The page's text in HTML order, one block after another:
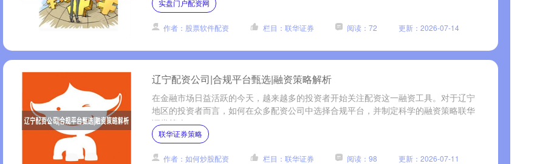
实盘门户配资网
作者：股票软件配资 栏目：联华证券 阅读：72 更新：2026-07-14
辽宁配资公司|合规平台甄选|融资策略解析
在金融市场日益活跃的今天，越来越多的投资者开始关注配资这一融资工具。对于辽宁
地区的投资者而言，如何在众多配资公司中选择合规平台，并制定科学的融资策略联华
证券策略....
联华证券策略
作者：如何炒股配资 栏目：联华证券 阅读：98 更新：2026-07-11